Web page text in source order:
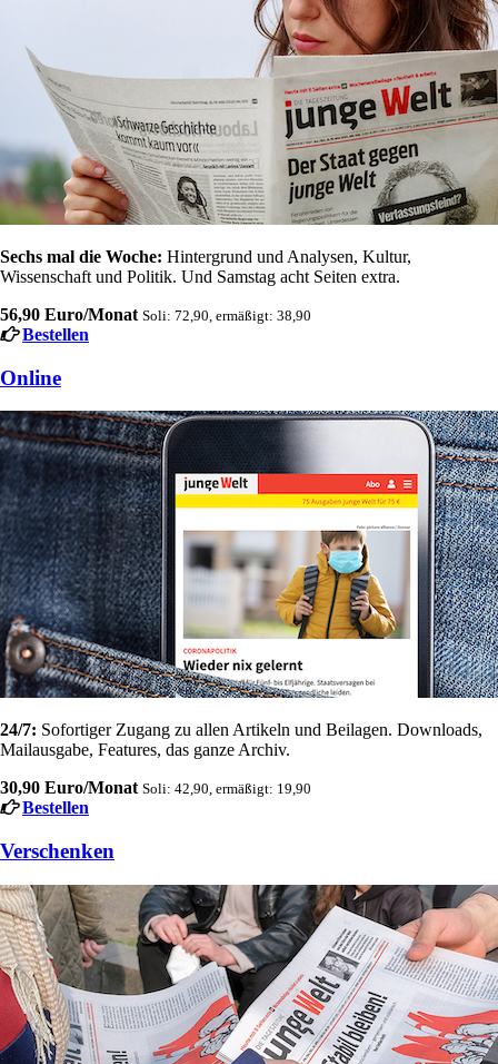
Sechs mal die Woche: Hintergrund und Analysen, Kultur,
Wissenschaft und Politik. Und Samstag acht Seiten extra.
56,90 Euro/Monat Soli: 72,90, ermäßigt: 38,90
Bestellen
Online
24/7: Sofortiger Zugang zu allen Artikeln und Beilagen. Downloads,
Mailausgabe, Features, das ganze Archiv.
30,90 Euro/Monat Soli: 42,90, ermäßigt: 19,90
Bestellen
Verschenken